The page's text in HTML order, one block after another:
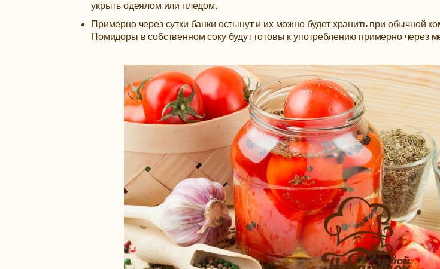
укрыть одеялом или пледом.
Примерно через сутки банки остынут и их можно будет хранить при обычной
Помидоры в собственном соку будут готовы к употреблению примерно через